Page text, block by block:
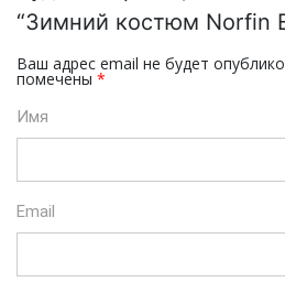
“Зимний костюм Norfin
Ваш адрес email не будет
помечены *
Имя
Email